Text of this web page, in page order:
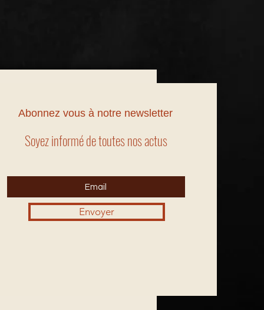
Abonnez vous à notre newsletter
Soyez informé de toutes nos actus
Envoyer